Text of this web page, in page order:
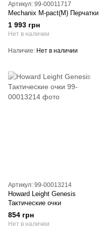
Артикул: 99-00011717
Mechanix M-pact(M) Перчатки
1 993 грн
Нет в наличии
Наличие Нет в наличии
Артикул: 99-00013214
Howard Leight Genesis
Тактические очки
854 грн
Нет в наличии